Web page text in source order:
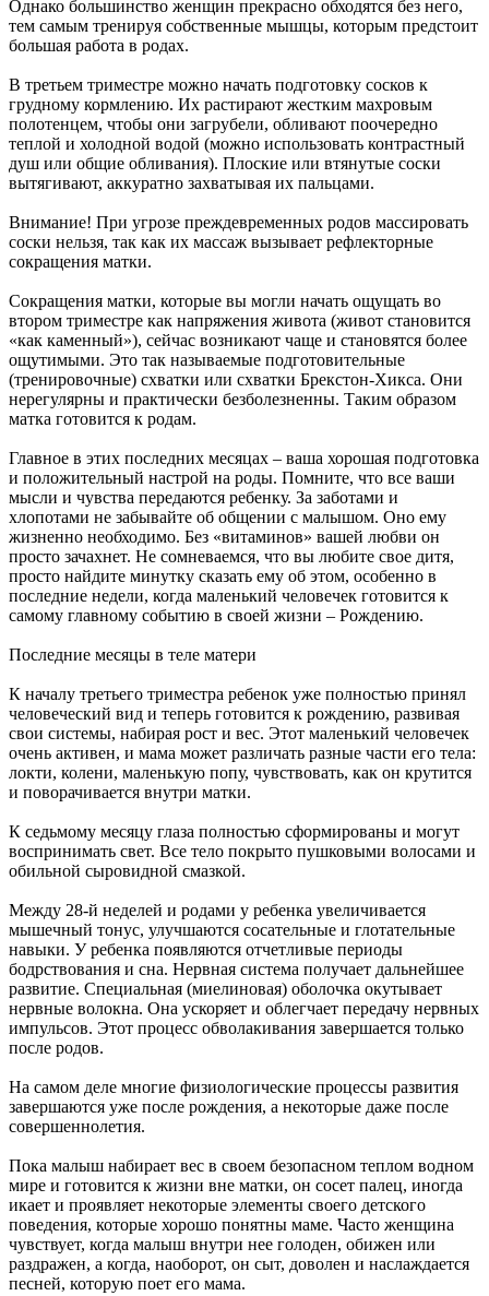
Однако большинство женщин прекрасно обходятся без него,
тем самым тренируя собственные мышцы, которым предстоит
большая работа в родах.
В третьем триместре можно начать подготовку сосков к
грудному кормлению. Их растирают жестким махровым
полотенцем, чтобы они загрубели, обливают поочередно
теплой и холодной водой (можно использовать контрастный
душ или общие обливания). Плоские или втянутые соски
вытягивают, аккуратно захватывая их пальцами.
Внимание! При угрозе преждевременных родов массировать
соски нельзя, так как их массаж вызывает рефлекторные
сокращения матки.
Сокращения матки, которые вы могли начать ощущать во
втором триместре как напряжения живота (живот становится
«как каменный»), сейчас возникают чаще и становятся более
ощутимыми. Это так называемые подготовительные
(тренировочные) схватки или схватки Брекстон-Хикса. Они
нерегулярны и практически безболезненны. Таким образом
матка готовится к родам.
Главное в этих последних месяцах – ваша хорошая подготовка
и положительный настрой на роды. Помните, что все ваши
мысли и чувства передаются ребенку. За заботами и
хлопотами не забывайте об общении с малышом. Оно ему
жизненно необходимо. Без «витаминов» вашей любви он
просто зачахнет. Не сомневаемся, что вы любите свое дитя,
просто найдите минутку сказать ему об этом, особенно в
последние недели, когда маленький человечек готовится к
самому главному событию в своей жизни – Рождению.
Последние месяцы в теле матери
К началу третьего триместра ребенок уже полностью принял
человеческий вид и теперь готовится к рождению, развивая
свои системы, набирая рост и вес. Этот маленький человечек
очень активен, и мама может различать разные части его тела:
локти, колени, маленькую попу, чувствовать, как он крутится
и поворачивается внутри матки.
К седьмому месяцу глаза полностью сформированы и могут
воспринимать свет. Все тело покрыто пушковыми волосами и
обильной сыровидной смазкой.
Между 28-й неделей и родами у ребенка увеличивается
мышечный тонус, улучшаются сосательные и глотательные
навыки. У ребенка появляются отчетливые периоды
бодрствования и сна. Нервная система получает дальнейшее
развитие. Специальная (миелиновая) оболочка окутывает
нервные волокна. Она ускоряет и облегчает передачу нервных
импульсов. Этот процесс обволакивания завершается только
после родов.
На самом деле многие физиологические процессы развития
завершаются уже после рождения, а некоторые даже после
совершеннолетия.
Пока малыш набирает вес в своем безопасном теплом водном
мире и готовится к жизни вне матки, он сосет палец, иногда
икает и проявляет некоторые элементы своего детского
поведения, которые хорошо понятны маме. Часто женщина
чувствует, когда малыш внутри нее голоден, обижен или
раздражен, а когда, наоборот, он сыт, доволен и наслаждается
песней, которую поет его мама.